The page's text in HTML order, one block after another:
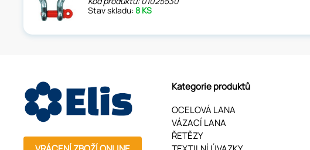
Stav skladu:8 KS
Kategorie produktů
OCELOVÁ LANA
VÁZACÍ LANA
ŘETĚZY